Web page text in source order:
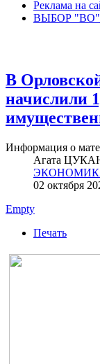
Реклама на
ВЫБОР "ВО"
В
начислили
Информация о
Агата
02 октября
Empty
Печать